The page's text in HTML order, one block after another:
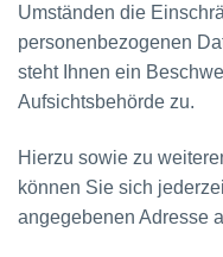
Umständen die
personenbezogenen
steht Ihnen ein
Aufsichtsbehörde zu.
Hierzu sowie zu
können Sie sich
angegebenen Adresse